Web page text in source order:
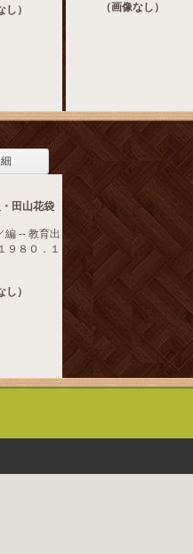
し） （画像なし）
田山花袋
-- 教育出
９８０．１
し）